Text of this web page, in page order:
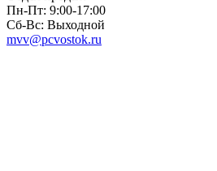
Пн-Пт: 9:00-17:00
Сб-Вс: Выходной
mvv@pcvostok.ru